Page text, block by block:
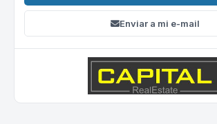
Enviar a mi e-mail